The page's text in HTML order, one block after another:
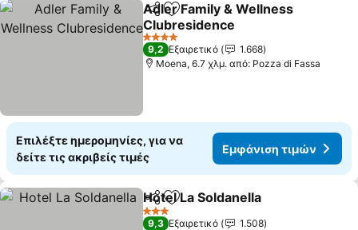
Κοινοποίηση
Προσθήκη στα αγαπημένα
Adler Family & Wellness
Clubresidence
Εμφάνιση τιμών
4 Αστέρια
9,2 Εξαιρετικό
1.668
Moena, 6.7 χλμ. από: Pozza di Fassa
Επιλέξτε ημερομηνίες, για να
δείτε τις ακριβείς τιμές
Εμφάνιση τιμών
Κοινοποίηση
Προσθήκη στα αγαπημένα
Hotel La Soldanella
3 Αστέρια
9,3 Εξαιρετικό
1.508